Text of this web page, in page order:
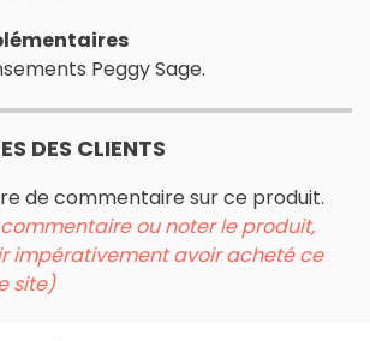
Peggy Sage.
DES CLIENTS
de commentaire sur ce produit.
ou noter le produit,
impérativement avoir acheté ce
site)